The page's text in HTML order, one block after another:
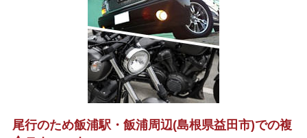
尾行のため飯浦駅・飯浦周辺(島根県益田市)での複